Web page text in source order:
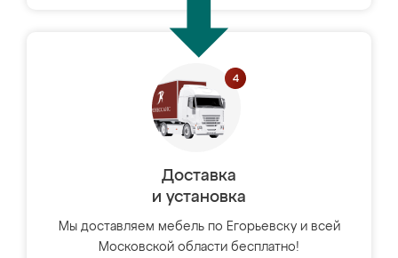
Доставка
и установка
Мы доставляем мебель по Егорьевску и всей
Московской области бесплатно!